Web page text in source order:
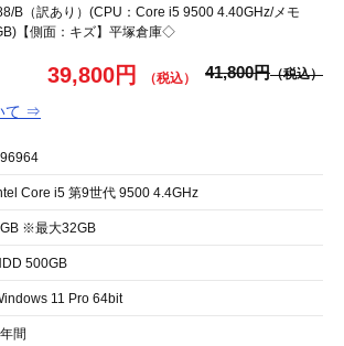
B（訳あり）(CPU：Core i5 9500 4.40GHz/メモ
【側面：キズ】平塚倉庫◇
て ⇒
39,800円 41,800円
Core i5 第9世代 9500 4.4GHz
※最大32GB
500GB
11 Pro 64bit
間